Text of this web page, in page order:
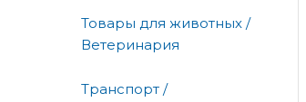
Товары для животных /
Ветеринария
Транспорт /